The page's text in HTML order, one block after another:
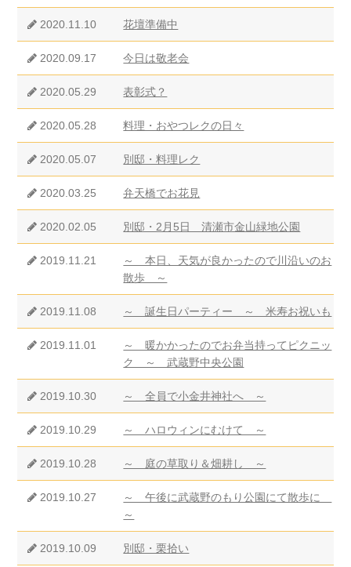
2020.11.10 花壇準備中
2020.09.17 今日は敬老会
2020.05.29 表彰式？
2020.05.28 料理・おやつレクの日々
2020.05.07 別邸・料理レク
2020.03.25 弁天橋でお花見
2020.02.05 別邸・2月5日 清瀬市金山緑地公園
2019.11.21
～ 本日、天気が良かったので川沿いのお
散歩 ～
2019.11.08 ～ 誕生日パーティー ～ 米寿お祝いも
2019.11.01
～ 暖かかったのでお弁当持ってピクニッ
ク ～ 武蔵野中央公園
2019.10.30 ～ 全員で小金井神社へ ～
2019.10.29 ～ ハロウィンにむけて ～
2019.10.28 ～ 庭の草取り＆畑耕し ～
2019.10.27
～ 午後に武蔵野のもり公園にて散歩に
～
2019.10.09 別邸・栗拾い